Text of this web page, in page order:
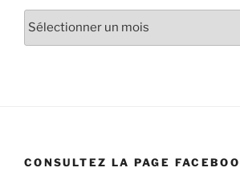
Archives
CONSULTEZ LA PAGE